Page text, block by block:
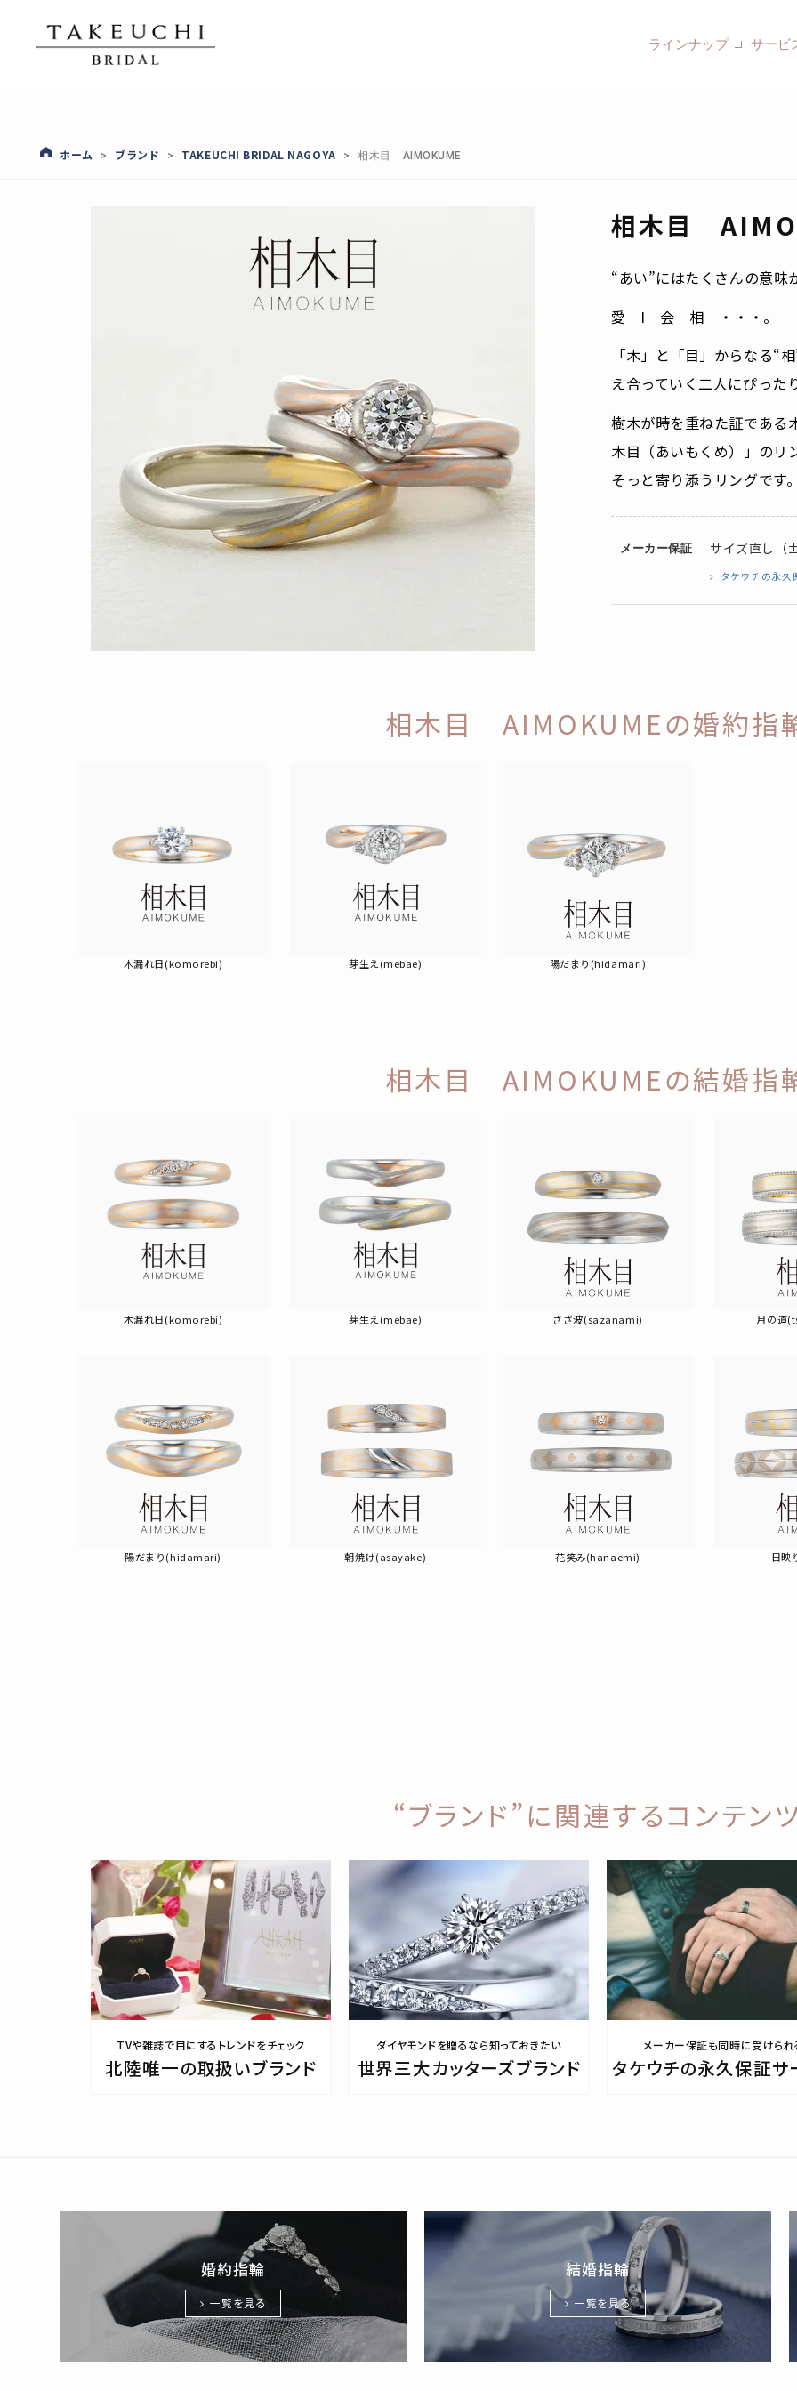
ラインナップ サービ
ホーム > ブランド > TAKEUCHI BRIDAL NAGOYA > 相木目 AIMOKUME
相木目
“あい”にはたくさんの意味
愛 I 会 相 ・・・。
「木」と「目」からなる“
え合っていく二人にぴった
樹木が時を重ねた証である
木目（あいもくめ）」のリ
そっと寄り添うリングです
メーカー保証 サイズ直し（
タケウチの永久
相木目 AIMOKUMEの婚約指
木漏れ日(komorebi) 芽生え(mebae) 陽だまり(hidamari)
相木目 AIMOKUMEの結婚指
木漏れ日(komorebi) 芽生え(mebae) さざ波(sazanami) 月の道
陽だまり(hidamari) 朝焼け(asayake) 花笑み(hanaemi) 日
“ブランド”に関連するコンテン
TVや雑誌で目にするトレンドをチェック
北陸唯一の取扱いブランド
ダイヤモンドを贈るなら知っておきたい
世界三大カッターズブランド
メーカー保証も同時に受けられ
タケウチの永久保証サ
婚約指輪
一覧を見る
結婚指輪
一覧を見る